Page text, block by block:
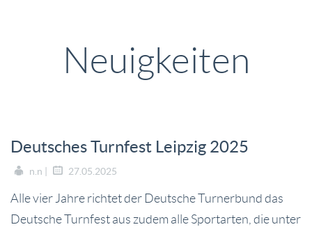
Neuigkeiten
Deutsches Turnfest Leipzig 2025
n.n | 27.05.2025
Alle vier Jahre richtet der Deutsche Turnerbund das
Deutsche Turnfest aus zudem alle Sportarten, die unter